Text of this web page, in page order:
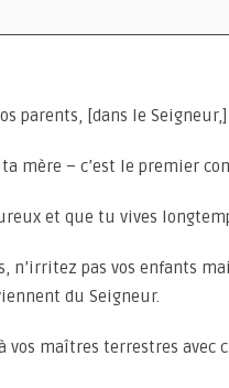
parents, [dans le
mère – c’est le premier
et que tu vives
n’irritez pas vos enfants
du Seigneur.
vos maîtres terrestres